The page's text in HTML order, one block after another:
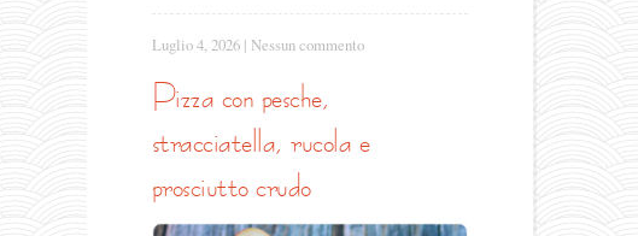
Luglio 4, 2026 | Nessun commento
pizza con pesche,
stracciatella, rucola e
prosciutto crudo